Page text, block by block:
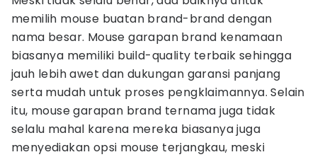
memilih mouse buatan brand-brand dengan
nama besar. Mouse garapan brand kenamaan
biasanya memiliki build-quality terbaik sehingga
jauh lebih awet dan dukungan garansi panjang
serta mudah untuk proses pengklaimannya. Selain
itu, mouse garapan brand ternama juga tidak
selalu mahal karena mereka biasanya juga
menyediakan opsi mouse terjangkau, meski